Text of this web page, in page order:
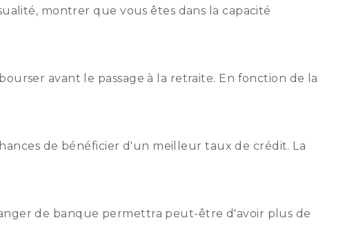
montrer que vous êtes dans la capacité
avant le passage à la retraite. En fonction de la
de bénéficier d'un meilleur taux de crédit. La
de banque permettra peut-être d'avoir plus de